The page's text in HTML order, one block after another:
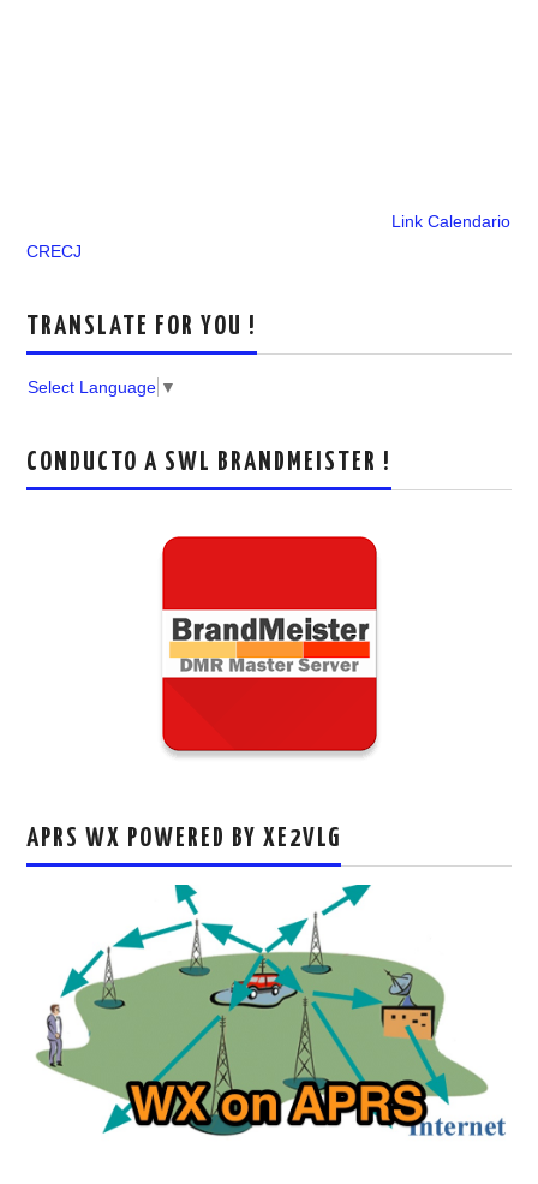
Link Calendario
CRECJ
TRANSLATE FOR YOU !
Select Language ▼
CONDUCTO A SWL BRANDMEISTER !
APRS WX POWERED BY XE2VLG